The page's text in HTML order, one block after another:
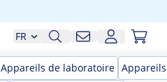
FR
Appareils de laboratoire